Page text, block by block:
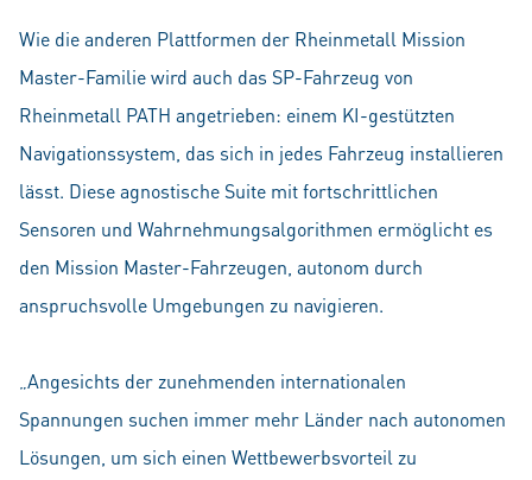
Wie die anderen Plattformen der Rheinmetall Mission
Master-Familie wird auch das SP-Fahrzeug von
Rheinmetall PATH angetrieben: einem KI-gestützten
Navigationssystem, das sich in jedes Fahrzeug installieren
lässt. Diese agnostische Suite mit fortschrittlichen
Sensoren und Wahrnehmungsalgorithmen ermöglicht es
den Mission Master-Fahrzeugen, autonom durch
anspruchsvolle Umgebungen zu navigieren.
„Angesichts der zunehmenden internationalen
Spannungen suchen immer mehr Länder nach autonomen
Lösungen, um sich einen Wettbewerbsvorteil zu